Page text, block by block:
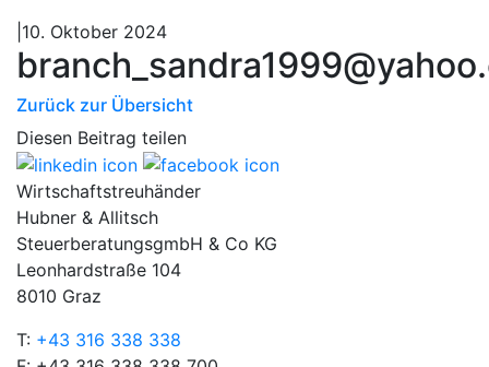
|10. Oktober 2024
Zurück zur Übersicht
Diesen Beitrag teilen
Wirtschaftstreuhänder
Hubner & Allitsch
SteuerberatungsgmbH & Co KG
Leonhardstraße 104
8010 Graz
T: +43 316 338 338